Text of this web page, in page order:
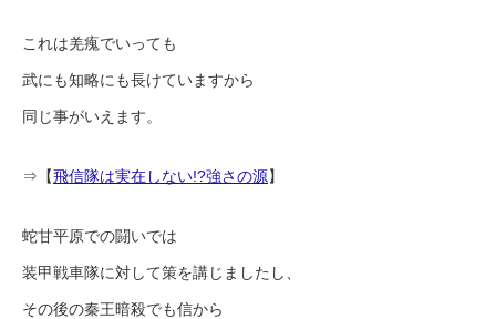
これは羌瘣でいっても
武にも知略にも長けていますから
同じ事がいえます。
⇒【飛信隊は実在しない!?強さの源】
蛇甘平原での闘いでは
装甲戦車隊に対して策を講じましたし、
その後の秦王暗殺でも信から